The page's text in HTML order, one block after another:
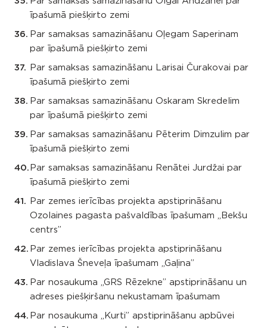
īpašumā piešķirto zemi
Par samaksas samazināšanu Oļegam Saperinam
par īpašumā piešķirto zemi
Par samaksas samazināšanu Larisai Čurakovai par
īpašumā piešķirto zemi
Par samaksas samazināšanu Oskaram Skredelim
par īpašumā piešķirto zemi
Par samaksas samazināšanu Pēterim Dimzulim par
īpašumā piešķirto zemi
Par samaksas samazināšanu Renātei Jurdžai par
īpašumā piešķirto zemi
Par zemes ierīcības projekta apstiprināšanu
Ozolaines pagasta pašvaldības īpašumam „Bekšu
centrs”
Par zemes ierīcības projekta apstiprināšanu
Vladislava Šneveļa īpašumam „Gaļina”
Par nosaukuma „GRS Rēzekne” apstiprināšanu un
adreses piešķiršanu nekustamam īpašumam
Par nosaukuma „Kurti” apstiprināšanu apbūvei